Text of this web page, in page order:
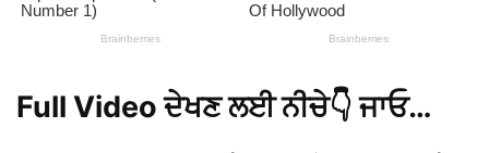
Full Video ਦੇਖਣ ਲਈ ਨੀਚੇ👇 ਜਾਓ…